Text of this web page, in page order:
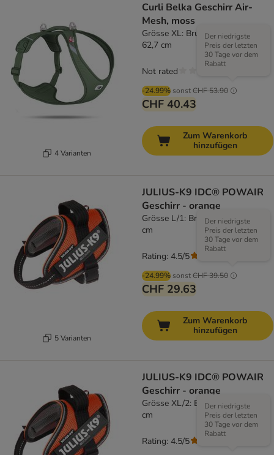
4 Varianten
Curli Belka Geschirr Air-
Mesh, moss
Grösse XL: Brustumfang 55,5 –
62,7 cm
-24.99% sonstCHF 53.90
Der niedrigste
Preis der letzten
30 Tage vor dem
Rabatt
CHF 40.43
Not rated
Zum Warenkorb
hinzufügen
5 Varianten
JULIUS-K9 IDC® POWAIR
Geschirr - orange
Grösse L/1: Brustumfang 63 - 85
cm
-24.99% sonstCHF 39.50
Der niedrigste
Preis der letzten
30 Tage vor dem
Rabatt
CHF 29.63
Rating: 4.5/5
Zum Warenkorb
hinzufügen
JULIUS-K9 IDC® POWAIR
Geschirr - orange
Grösse XL/2: Brustumfang 71-96
cm
Der niedrigste
Preis der letzten
30 Tage vor dem
Rabatt
Rating: 4.5/5